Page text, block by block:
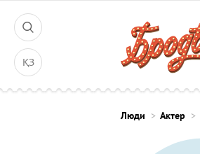
ҚЗ
Люди Актер